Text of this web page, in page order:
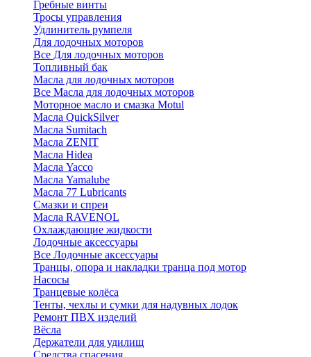
Гребные винты
Тросы управления
Удлинитель румпеля
Для лодочных моторов
Все Для лодочных моторов
Топливный бак
Масла для лодочных моторов
Все Масла для лодочных моторов
Моторное масло и смазка Motul
Масла QuickSilver
Масла Sumitach
Масла ZENIT
Масла Hidea
Масла Yacco
Масла Yamalube
Масла 77 Lubricants
Смазки и спреи
Масла RAVENOL
Охлаждающие жидкости
Лодочные аксессуары
Все Лодочные аксессуары
Транцы, опора и накладки транца под мотор
Насосы
Транцевые колёса
Тенты, чехлы и сумки для надувных лодок
Ремонт ПВХ изделий
Вёсла
Держатели для удилищ
Средства спасения